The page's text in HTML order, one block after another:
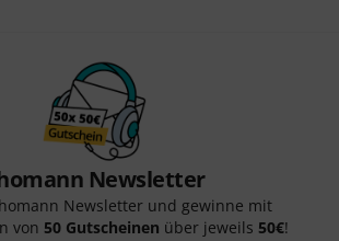
Newsletter
Newsletter und gewinne mit
von 50 Gutscheinen über jeweils 50€!